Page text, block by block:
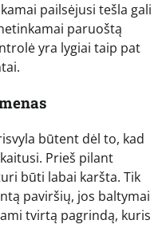
pailsėjusi tešla gali
paruoštą
yra lygiai taip pat
būtent dėl to, kad
Prieš pilant
būti labai karšta. Tik
paviršių, jos baltymai
tvirtą pagrindą, kuris